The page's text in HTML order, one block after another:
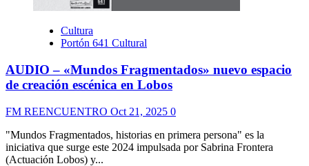
Cultura
Portón 641 Cultural
AUDIO – «Mundos Fragmentados» nuevo espacio
de creación escénica en Lobos
FM REENCUENTRO Oct 21, 2025 0
"Mundos Fragmentados, historias en primera persona" es la
iniciativa que surge este 2024 impulsada por Sabrina Frontera
(Actuación Lobos) y...